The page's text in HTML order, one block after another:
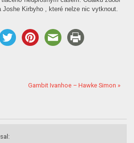
Joshe Kirbyho , které nelze nic vytknout.
Gambit Ivanhoe – Hawke Simon »